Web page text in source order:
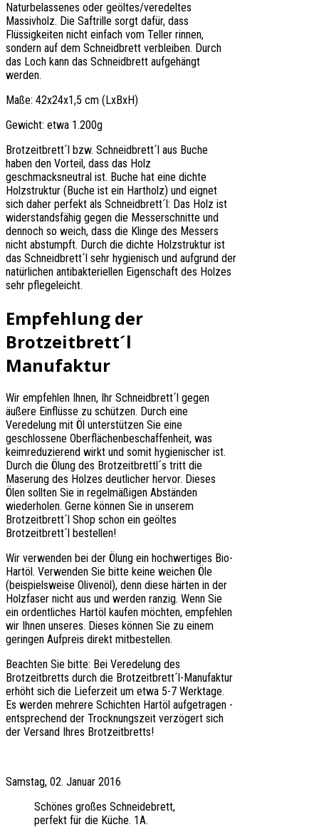
Naturbelassenes oder geöltes/veredeltes
Massivholz. Die Saftrille sorgt dafür, dass
Flüssigkeiten nicht einfach vom Teller rinnen,
sondern auf dem Schneidbrett verbleiben. Durch
das Loch kann das Schneidbrett aufgehängt
werden.
Maße: 42x24x1,5 cm (LxBxH)
Gewicht: etwa 1.200g
Brotzeitbrett´l bzw. Schneidbrett´l aus Buche
haben den Vorteil, dass das Holz
geschmacksneutral ist. Buche hat eine dichte
Holzstruktur (Buche ist ein Hartholz) und eignet
sich daher perfekt als Schneidbrett´l: Das Holz ist
widerstandsfähig gegen die Messerschnitte und
dennoch so weich, dass die Klinge des Messers
nicht abstumpft. Durch die dichte Holzstruktur ist
das Schneidbrett´l sehr hygienisch und aufgrund der
natürlichen antibakteriellen Eigenschaft des Holzes
sehr pflegeleicht.
Empfehlung der
Brotzeitbrett´l
Manufaktur
Wir empfehlen Ihnen, Ihr Schneidbrett´l gegen
äußere Einflüsse zu schützen. Durch eine
Veredelung mit Öl unterstützen Sie eine
geschlossene Oberflächenbeschaffenheit, was
keimreduzierend wirkt und somit hygienischer ist.
Durch die Ölung des Brotzeitbrettl´s tritt die
Maserung des Holzes deutlicher hervor. Dieses
Ölen sollten Sie in regelmäßigen Abständen
wiederholen. Gerne können Sie in unserem
Brotzeitbrett´l Shop schon ein geöltes
Brotzeitbrett´l bestellen!
Wir verwenden bei der Ölung ein hochwertiges Bio-
Hartöl. Verwenden Sie bitte keine weichen Öle
(beispielsweise Olivenöl), denn diese härten in der
Holzfaser nicht aus und werden ranzig. Wenn Sie
ein ordentliches Hartöl kaufen möchten, empfehlen
wir Ihnen unseres. Dieses können Sie zu einem
geringen Aufpreis direkt mitbestellen.
Beachten Sie bitte: Bei Veredelung des
Brotzeitbretts durch die Brotzeitbrett´l-Manufaktur
erhöht sich die Lieferzeit um etwa 5-7 Werktage.
Es werden mehrere Schichten Hartöl aufgetragen -
entsprechend der Trocknungszeit verzögert sich
der Versand Ihres Brotzeitbretts!
Samstag, 02. Januar 2016
Schönes großes Schneidebrett,
perfekt für die Küche. 1A.